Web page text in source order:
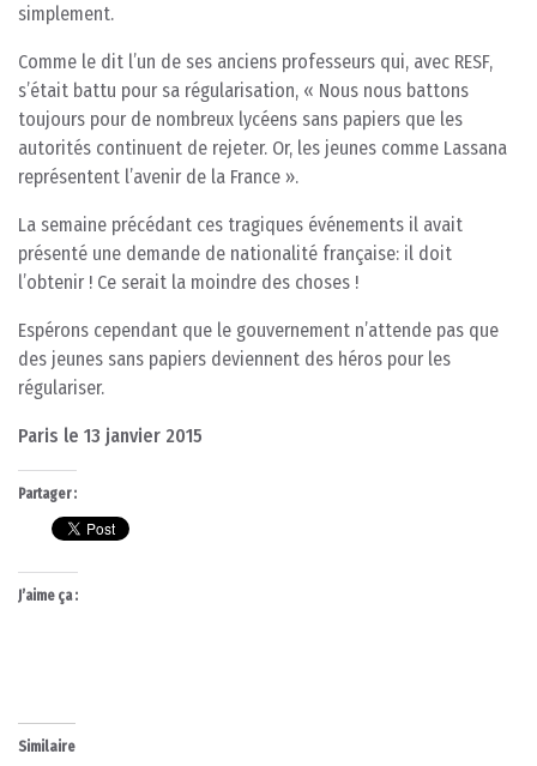
simplement.
Comme le dit l’un de ses anciens professeurs qui, avec RESF,
s’était battu pour sa régularisation, « Nous nous battons
toujours pour de nombreux lycéens sans papiers que les
autorités continuent de rejeter. Or, les jeunes comme Lassana
représentent l’avenir de la France ».
La semaine précédant ces tragiques événements il avait
présenté une demande de nationalité française: il doit
l’obtenir ! Ce serait la moindre des choses !
Espérons cependant que le gouvernement n’attende pas que
des jeunes sans papiers deviennent des héros pour les
régulariser.
Paris le 13 janvier 2015
Partager :
J’aime ça :
Similaire